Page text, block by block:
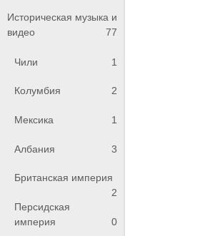
Историческая музыка и
видео
77
Чили 1
Колумбия 2
Мексика 1
Албания 3
Британская империя
2
Персидская
империя
0